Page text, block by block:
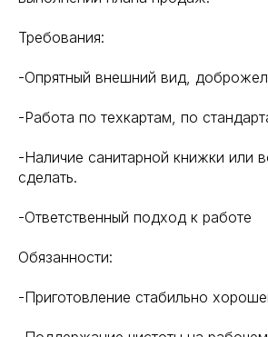
Требования:
-Опрятный внешний вид,
-Работа по техкартам, по
-Наличие санитарной книжки или
сделать.
-Ответственный подход к работе
Обязанности:
-Приготовление стабильно